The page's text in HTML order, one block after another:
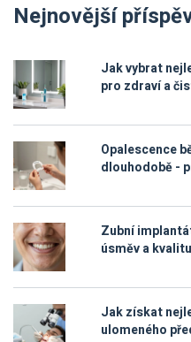
Nejnovější
Jak vybrat
pro zdraví a
Opalescence
dlouhodobě -
Zubní
úsměv a
Jak získat
ulomeného